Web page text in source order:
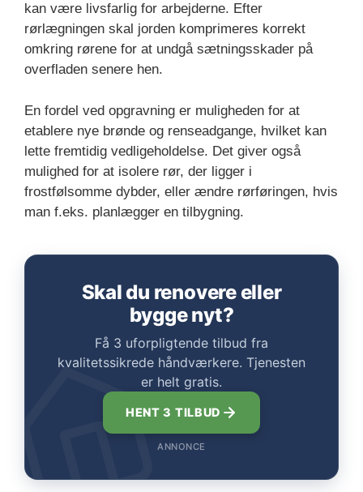
kan være livsfarlig for arbejderne. Efter
rørlægningen skal jorden komprimeres korrekt
omkring rørene for at undgå sætningsskader på
overfladen senere hen.
En fordel ved opgravning er muligheden for at
etablere nye brønde og renseadgange, hvilket kan
lette fremtidig vedligeholdelse. Det giver også
mulighed for at isolere rør, der ligger i
frostfølsomme dybder, eller ændre rørføringen, hvis
man f.eks. planlægger en tilbygning.
Skal du renovere eller
bygge nyt?
Få 3 uforpligtende tilbud fra
kvalitetssikrede håndværkere. Tjenesten
er helt gratis.
HENT 3 TILBUD
ANNONCE